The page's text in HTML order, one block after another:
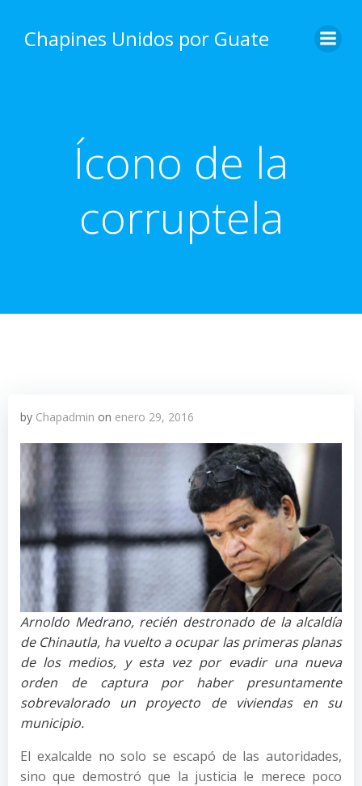
content
Chapines Unidos por Guate
Ícono de la
corruptela
by Chapadmin on enero 29, 2016
Arnoldo Medrano, recién destronado de la alcaldía
de Chinautla, ha vuelto a ocupar las primeras planas
de los medios, y esta vez por evadir una nueva
orden de captura por haber presuntamente
sobrevalorado un proyecto de viviendas en su
municipio.
El exalcalde no solo se escapó de las autoridades,
sino que demostró que la justicia le merece poco